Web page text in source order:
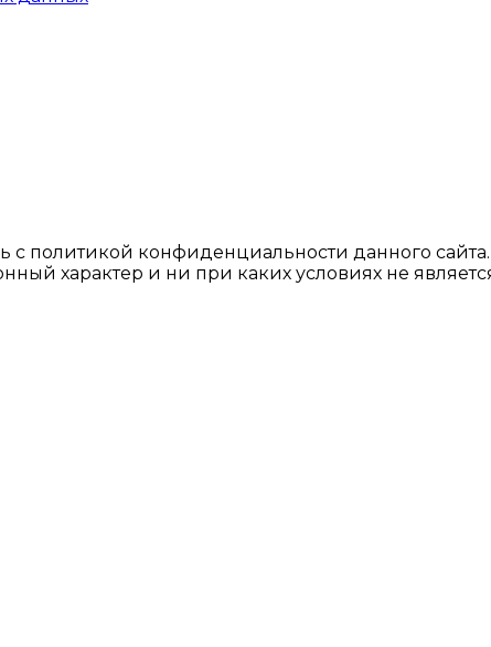
с политикой конфиденциальности данного
характер и ни при каких условиях не